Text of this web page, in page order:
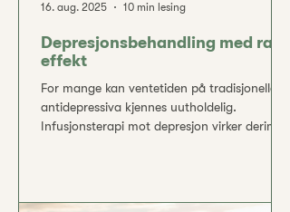
Depresjonsbehandling med rask
effekt
For mange kan ventetiden på tradisjonelle
antidepressiva kjennes uutholdelig.
Infusjonsterapi mot depresjon virker derimot
livsgnisten tilbake langt tidligere enn du
16. aug. 2025 10 min lesing